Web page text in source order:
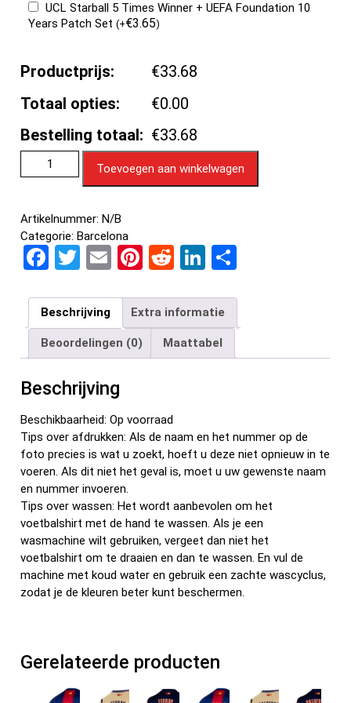
UCL Starball 5 Times Winner + UEFA Foundation 10
Years Patch Set(+€3.65)
Productprijs:
€33.68
Totaal opties:
€0.00
Bestelling totaal: €33.68
Toevoegen aan winkelwagen
Artikelnummer:N/B
Categorie:Barcelona
F
ce
b
o
o
k
T
tt
er
E
ail
Pi
er
es
t
R
d
di
t
Li
ke
dI
n
e
n
Beschrijving Extra informatie
Beoordelingen (0) Maattabel
Beschrijving
Beschikbaarheid: Op voorraad
Tips over afdrukken: Als de naam en het nummer op de
foto precies is wat u zoekt, hoeft u deze niet opnieuw in te
voeren. Als dit niet het geval is, moet u uw gewenste naam
en nummer invoeren.
Tips over wassen: Het wordt aanbevolen om het
voetbalshirt met de hand te wassen. Als je een
wasmachine wilt gebruiken, vergeet dan niet het
voetbalshirt om te draaien en dan te wassen. En vul de
machine met koud water en gebruik een zachte wascyclus,
zodat je de kleuren beter kunt beschermen.
Gerelateerde producten